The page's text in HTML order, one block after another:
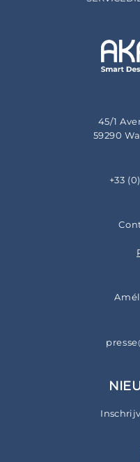
45/1
59290
+33